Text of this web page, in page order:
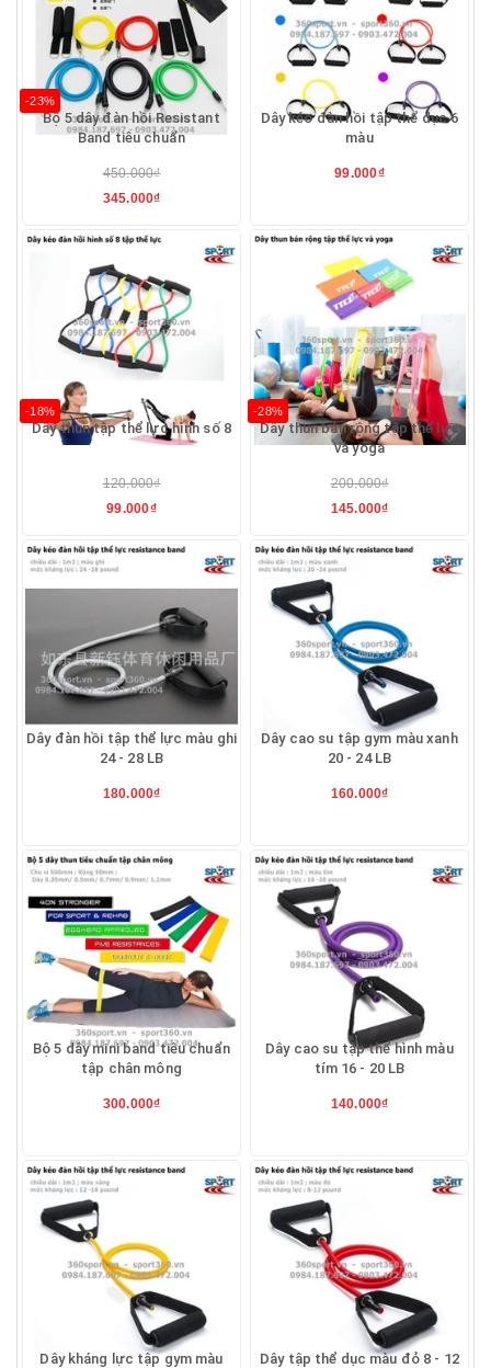
-23%
Bộ 5 dây đàn hồi Resistant
Band tiêu chuẩn
450.000₫
345.000₫
Dây kéo đàn hồi tập thể dục 6
màu
99.000₫
-18%
Dây thun tập thể lực hình số 8
120.000₫
99.000₫
-28%
Dây thun bản rộng tập thể lực
và yoga
200.000₫
145.000₫
Dây đàn hồi tập thể lực màu ghi
24 - 28 LB
180.000₫
Dây cao su tập gym màu xanh
20 - 24 LB
160.000₫
Bộ 5 dây mini band tiêu chuẩn
tập chân mông
300.000₫
Dây cao su tập thể hình màu
tím 16 - 20 LB
140.000₫
Dây kháng lực tập gym màu
Dây tập thể dục màu đỏ 8 - 12